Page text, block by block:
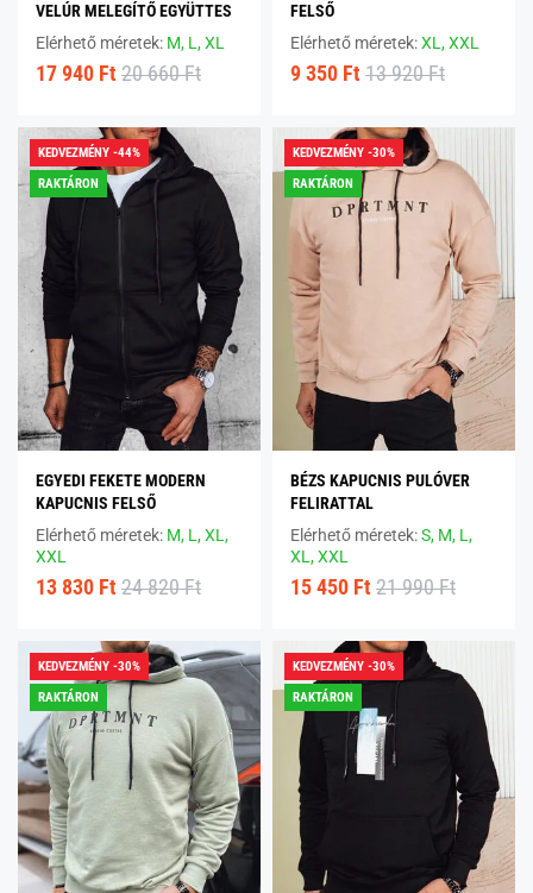
VELÚR MELEGÍTŐ EGYÜTTES
Elérhető méretek: M, L,XL
17 940 Ft 20 660 Ft
FELSŐ
Elérhető méretek:XL,XXL
9 350 Ft 13 920 Ft
KEDVEZMÉNY -44%
RAKTÁRON
EGYEDI FEKETE MODERN
KAPUCNIS FELSŐ
Elérhető méretek: M, L,XL,
XXL
13 830 Ft 24 820 Ft
KEDVEZMÉNY -30%
RAKTÁRON
BÉZS KAPUCNIS PULÓVER
FELIRATTAL
Elérhető méretek:S, M, L,
XL,XXL
15 450 Ft 21 990 Ft
KEDVEZMÉNY -30%
RAKTÁRON
KEDVEZMÉNY -30%
RAKTÁRON